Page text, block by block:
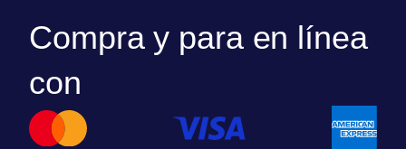
Compra y para en línea
con